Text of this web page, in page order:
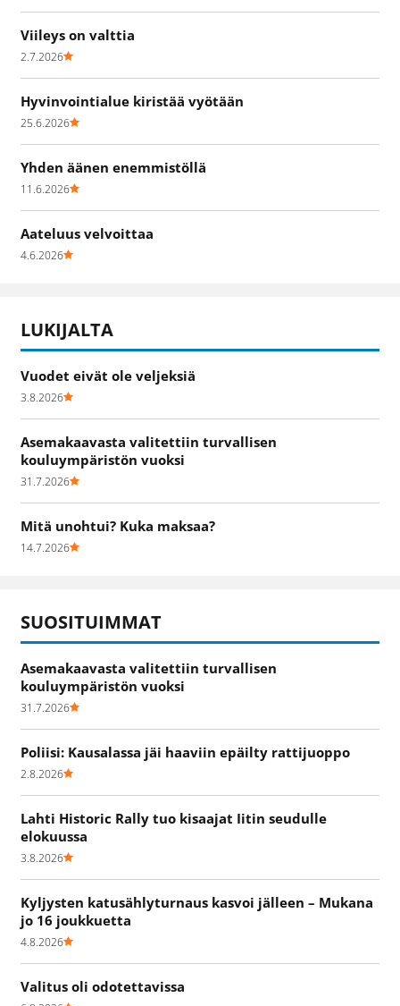
Viileys on valttia
2.7.2026
Hyvinvointialue kiristää vyötään
25.6.2026
Yhden äänen enemmistöllä
11.6.2026
Aateluus velvoittaa
4.6.2026
LUKIJALTA
Vuodet eivät ole veljeksiä
3.8.2026
Asemakaavasta valitettiin turvallisen
kouluympäristön vuoksi
31.7.2026
Mitä unohtui? Kuka maksaa?
14.7.2026
SUOSITUIMMAT
Asemakaavasta valitettiin turvallisen
kouluympäristön vuoksi
31.7.2026
Poliisi: Kausalassa jäi haaviin epäilty rattijuoppo
2.8.2026
Lahti Historic Rally tuo kisaajat Iitin seudulle
elokuussa
3.8.2026
Kyljysten katusählyturnaus kasvoi jälleen – Mukana
jo 16 joukkuetta
4.8.2026
Valitus oli odotettavissa